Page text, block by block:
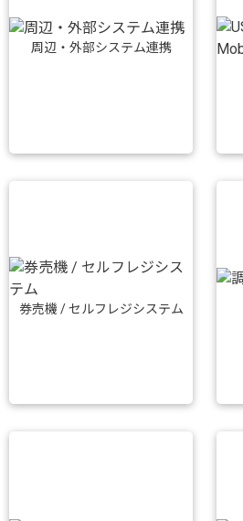
周辺・外部システム連携
券売機 / セルフレジシステム